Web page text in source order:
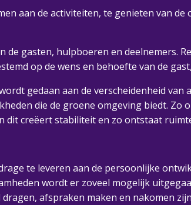
aan de activiteiten, te genieten van de
gasten, hulpboeren en deelnemers.
op de wens en behoefte van de
gedaan aan de verscheidenheid van
die de groene omgeving biedt.
dit creëert stabiliteit en zo ontstaat
te leveren aan de persoonlijke
wordt er zoveel mogelijk
afspraken maken en nakomen